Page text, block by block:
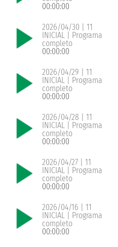
00:00:00
2026/04/30 | 11
INICIAL | Programa
completo
00:00:00
2026/04/29 | 11
INICIAL | Programa
completo
00:00:00
2026/04/28 | 11
INICIAL | Programa
completo
00:00:00
2026/04/27 | 11
INICIAL | Programa
completo
00:00:00
2026/04/16 | 11
INICIAL | Programa
completo
00:00:00